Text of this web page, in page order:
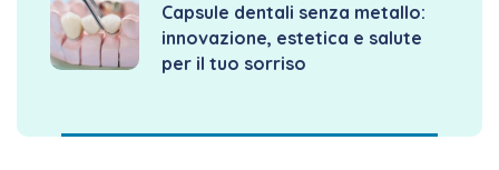
Capsule dentali senza metallo:
innovazione, estetica e salute
per il tuo sorriso